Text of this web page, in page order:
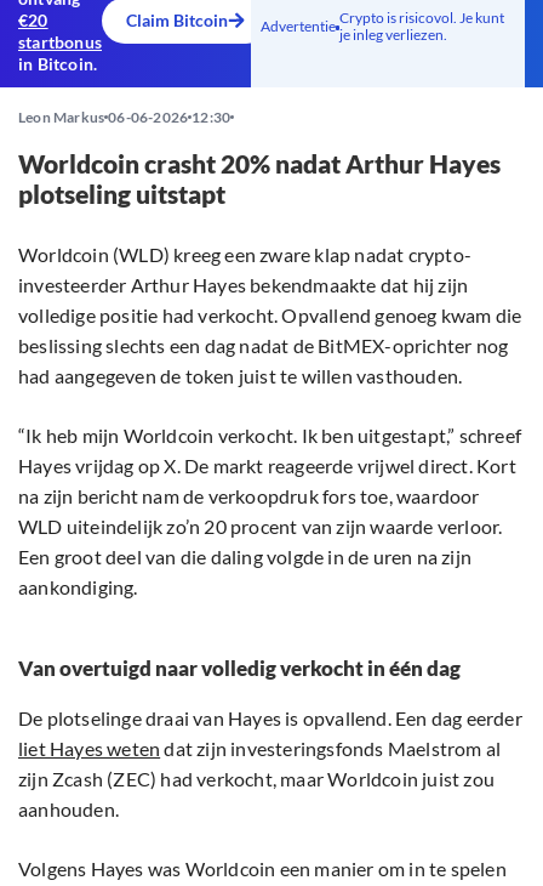
€20
startbonus
in Bitcoin.
Claim Bitcoin Advertentie Crypto is risicovol. Je kunt
je inleg verliezen.
Leon Markus 06-06-2026 12:30
Worldcoin crasht 20% nadat Arthur Hayes
plotseling uitstapt
Worldcoin (WLD) kreeg een zware klap nadat crypto-
investeerder Arthur Hayes bekendmaakte dat hij zijn
volledige positie had verkocht. Opvallend genoeg kwam die
beslissing slechts een dag nadat de BitMEX-oprichter nog
had aangegeven de token juist te willen vasthouden.
“Ik heb mijn Worldcoin verkocht. Ik ben uitgestapt,” schreef
Hayes vrijdag op X. De markt reageerde vrijwel direct. Kort
na zijn bericht nam de verkoopdruk fors toe, waardoor
WLD uiteindelijk zo’n 20 procent van zijn waarde verloor.
Een groot deel van die daling volgde in de uren na zijn
aankondiging.
Van overtuigd naar volledig verkocht in één dag
De plotselinge draai van Hayes is opvallend. Een dag eerder
liet Hayes weten dat zijn investeringsfonds Maelstrom al
zijn Zcash (ZEC) had verkocht, maar Worldcoin juist zou
aanhouden.
Volgens Hayes was Worldcoin een manier om in te spelen